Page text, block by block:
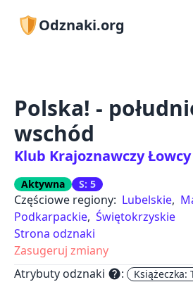
Odznaki.org
Polska! -
wschód
Klub Krajoznawczy
Aktywna S: 5
Częściowe regiony: Lubelskie,
Podkarpackie, Świętokrzyskie
Strona odznaki
Zasugeruj zmiany
Atrybuty odznaki help: Książeczka: